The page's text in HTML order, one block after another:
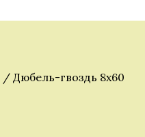
/ Дюбель-гвоздь 8х60